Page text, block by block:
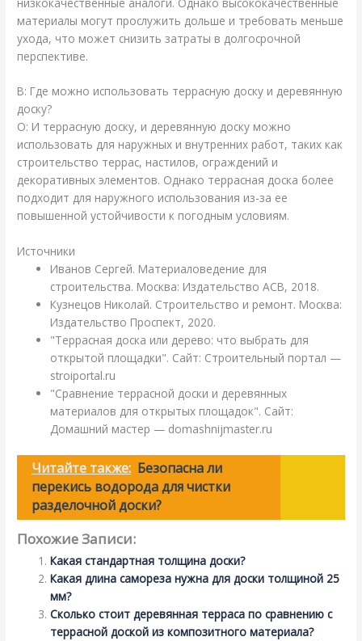
материалы могут прослужить дольше и требовать меньше
ухода, что может снизить затраты в долгосрочной
перспективе.
В: Где можно использовать террасную доску и деревянную
доску?
О: И террасную доску, и деревянную доску можно
использовать для наружных и внутренних работ, таких как
строительство террас, настилов, ограждений и
декоративных элементов. Однако террасная доска более
подходит для наружного использования из-за ее
повышенной устойчивости к погодным условиям.
Источники
Иванов Сергей. Материаловедение для
строительства. Москва: Издательство АСВ, 2018.
Кузнецов Николай. Строительство и ремонт. Москва:
Издательство Проспект, 2020.
"Террасная доска или дерево: что выбрать для
открытой площадки". Сайт: Строительный портал —
stroiportal.ru
"Сравнение террасной доски и деревянных
материалов для открытых площадок". Сайт:
Домашний мастер — domashnijmaster.ru
Читайте также: Безопасна ли
перекись водорода для чистки
разделочной доски?
Похожие Записи:
Какая стандартная толщина доски?
Какая длина самореза нужна для доски толщиной 25
мм?
Сколько стоит деревянная терраса по сравнению с
террасной доской из композитного материала?